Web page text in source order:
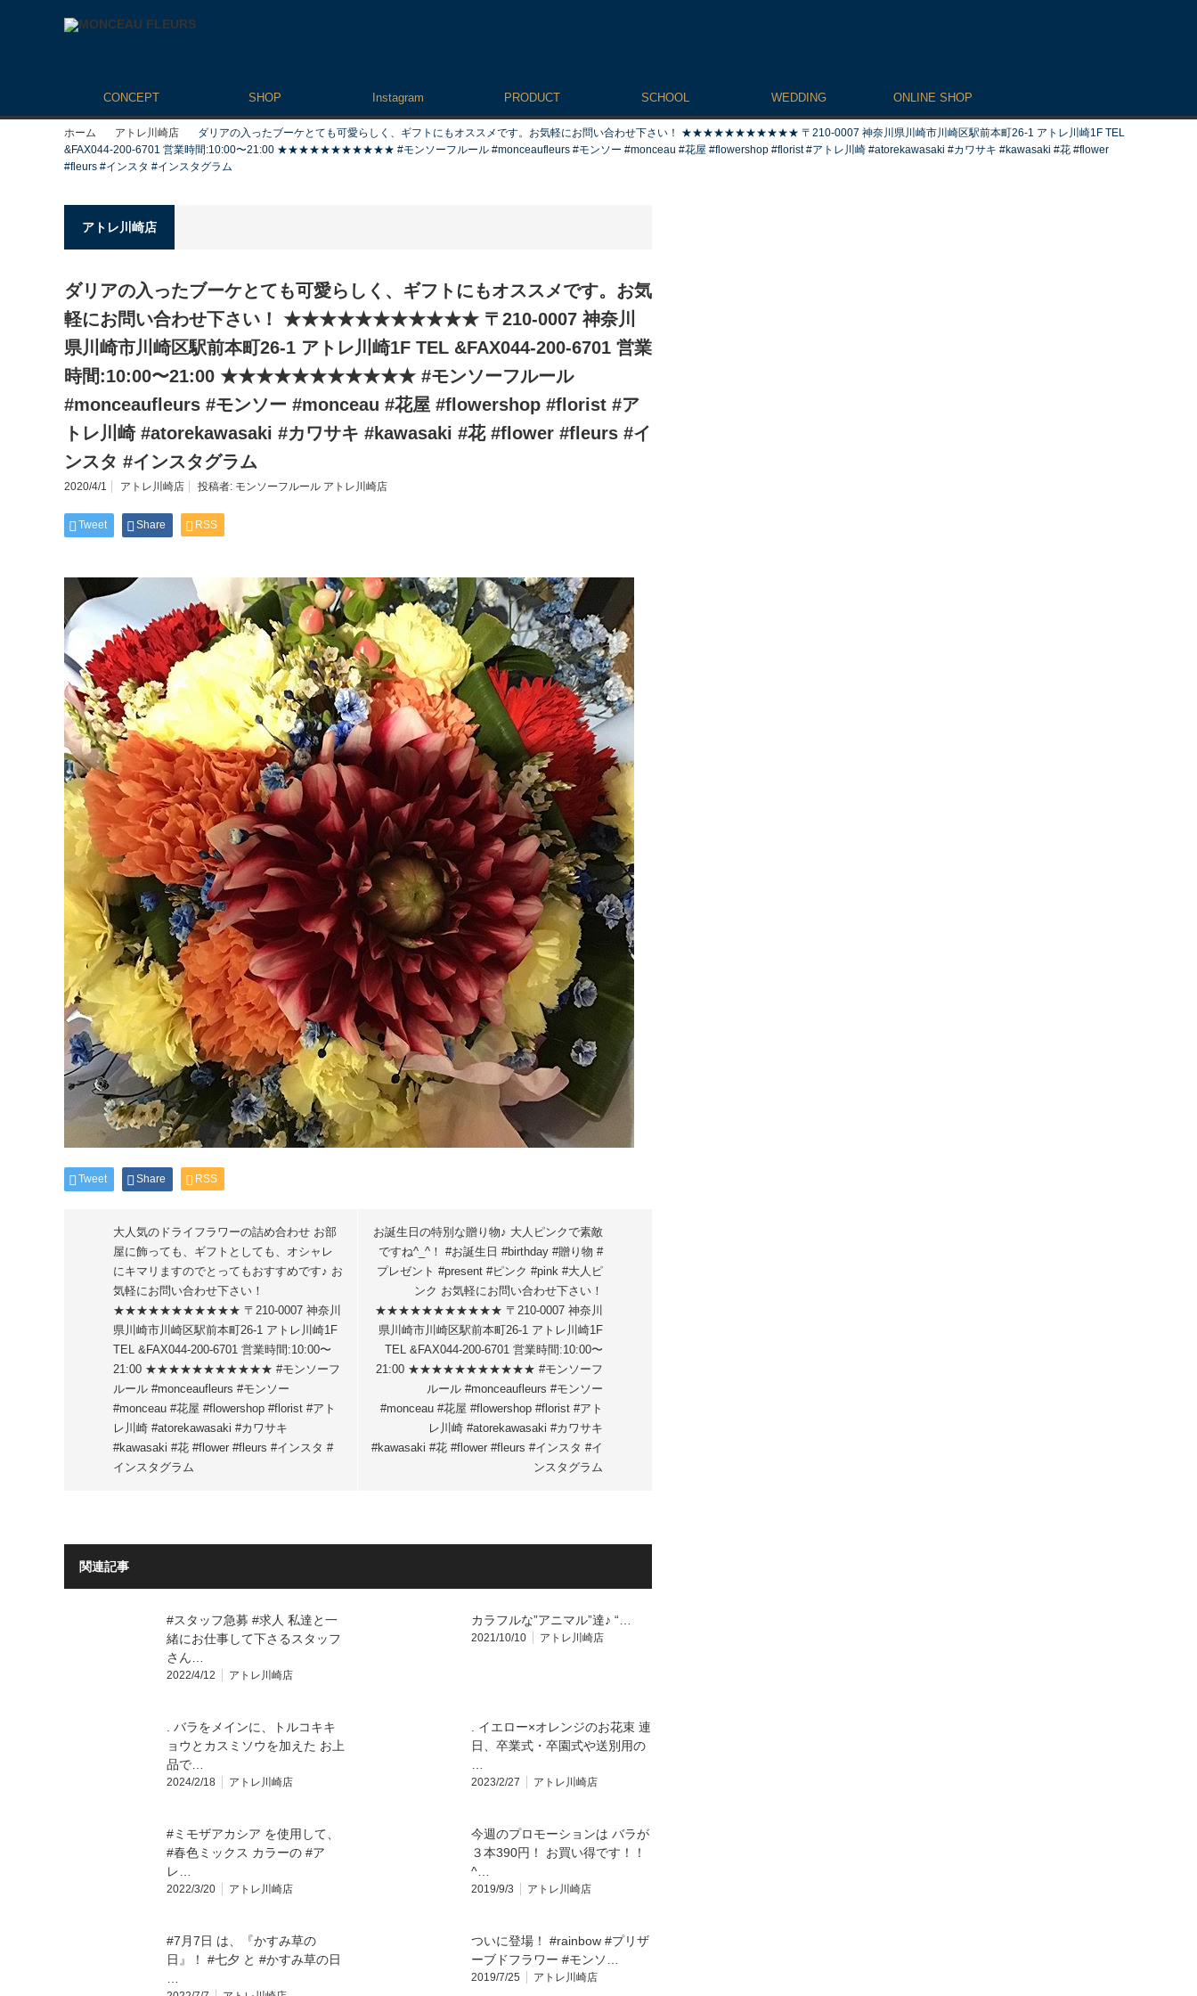
CONCEPT SHOP Instagram PRODUCT SCHOOL WEDDING ONLINE SHOP
ホーム アトレ川崎店
ダリアの入ったブーケとても可愛らしく、ギフトにもオススメです。お気軽にお問い合わせ下さい！ ★★★★★★★★★★★ 〒210-0007 神奈川県川崎市川崎区駅前本町26-1 アトレ川崎1F TEL
&FAX044-200-6701 営業時間:10:00〜21:00 ★★★★★★★★★★★ #モンソーフルール #monceaufleurs #モンソー #monceau #花屋 #flowershop #florist #アトレ川崎 #atorekawasaki #カワサキ #kawasaki #花 #flower
#fleurs #インスタ #インスタグラム
アトレ川崎店
ダリアの入ったブーケとても可愛らしく、ギフトにもオススメです。お気
軽にお問い合わせ下さい！ ★★★★★★★★★★★ 〒210-0007 神奈川
県川崎市川崎区駅前本町26-1 アトレ川崎1F TEL &FAX044-200-6701 営業
時間:10:00〜21:00 ★★★★★★★★★★★ #モンソーフルール
#monceaufleurs #モンソー #monceau #花屋 #flowershop #florist #ア
トレ川崎 #atorekawasaki #カワサキ #kawasaki #花 #flower #fleurs #イ
ンスタ #インスタグラム
2020/4/1 アトレ川崎店 投稿者: モンソーフルール アトレ川崎店
Tweet Share RSS
Tweet Share RSS
大人気のドライフラワーの詰め合わせ️ お部
屋に飾っても、ギフトとしても、オシャレ
にキマリますのでとってもおすすめです♪ お
気軽にお問い合わせ下さい！
★★★★★★★★★★★ 〒210-0007 神奈川
県川崎市川崎区駅前本町26-1 アトレ川崎1F
TEL &FAX044-200-6701 営業時間:10:00〜
21:00 ★★★★★★★★★★★ #モンソーフ
ルール #monceaufleurs #モンソー
#monceau #花屋 #flowershop #florist #アト
レ川崎 #atorekawasaki #カワサキ
#kawasaki #花 #flower #fleurs #インスタ #
インスタグラム
お誕生日の特別な贈り物♪ 大人ピンクで素敵
ですね^_^！ #お誕生日 #birthday #贈り物 #
プレゼント #present #ピンク #pink #大人ピ
ンク お気軽にお問い合わせ下さい！
★★★★★★★★★★★ 〒210-0007 神奈川
県川崎市川崎区駅前本町26-1 アトレ川崎1F
TEL &FAX044-200-6701 営業時間:10:00〜
21:00 ★★★★★★★★★★★ #モンソーフ
ルール #monceaufleurs #モンソー
#monceau #花屋 #flowershop #florist #アト
レ川崎 #atorekawasaki #カワサキ
#kawasaki #花 #flower #fleurs #インスタ #イ
ンスタグラム
関連記事
#スタッフ急募 #求人 私達と一
緒にお仕事して下さるスタッフ
さん…
2022/4/12 アトレ川崎店
カラフルな”アニマル”達♪ “…
2021/10/10 アトレ川崎店
. バラをメインに、トルコキキ
ョウとカスミソウを加えた お上
品で…
2024/2/18 アトレ川崎店
. イエロー×オレンジのお花束 連
日、卒業式・卒園式や送別用の
2023/2/27 アトレ川崎店
#ミモザアカシア を使用して、
#春色ミックス カラーの #ア
レ…
2022/3/20 アトレ川崎店
今週のプロモーションは バラが
３本390円！ お買い得です！！
^…
2019/9/3 アトレ川崎店
#7月7日 は、『かすみ草の
日』！ #七夕 と #かすみ草の日
ついに登場！ #rainbow #プリザ
ーブドフラワー #モンソ…
2019/7/25 アトレ川崎店